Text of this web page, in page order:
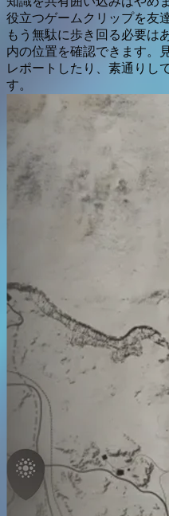
役立つゲームクリップを友
もう無駄に歩き回る必要は
内の位置を確認できます。
レポートしたり、素通りし
す。